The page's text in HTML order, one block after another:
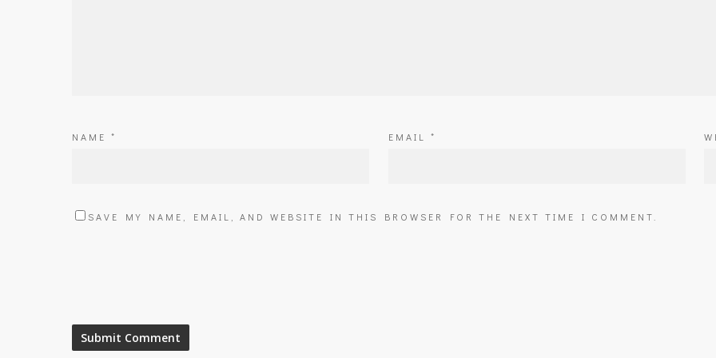
NAME * EMAIL *
SAVE MY NAME, EMAIL, AND WEBSITE IN THIS BROWSER FOR THE NEXT TIME I COMMENT.